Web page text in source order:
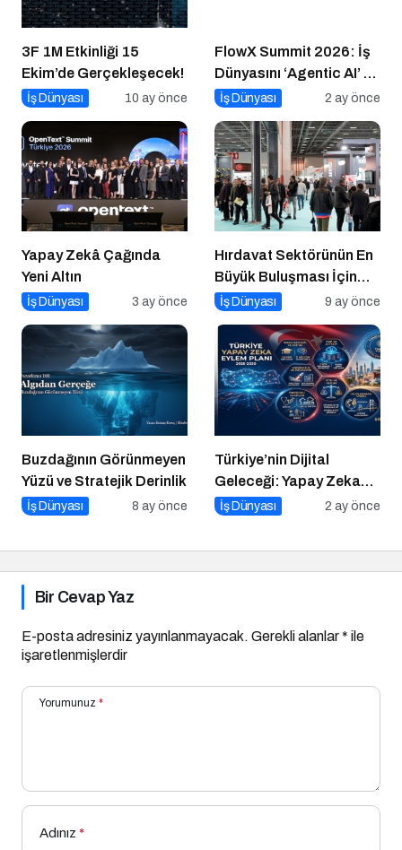
3F 1M Etkinliği 15
Ekim’de Gerçekleşecek!
İş Dünyası 10 ay önce
FlowX Summit 2026: İş
Dünyasını ‘Agentic AI’ ve
Otonom Yapay Zeka
İş Dünyası 2 ay önce
Yapay Zekâ Çağında
Yeni Altın
İş Dünyası 3 ay önce
Hırdavat Sektörünün En
Büyük Buluşması İçin
İstanbul Hazır!
İş Dünyası 9 ay önce
Buzdağının Görünmeyen
Yüzü ve Stratejik Derinlik
İş Dünyası 8 ay önce
Türkiye’nin Dijital
Geleceği: Yapay Zeka
Çağında “BİLGE”
İş Dünyası 2 ay önce
Bir Cevap Yaz
E-posta adresiniz yayınlanmayacak. Gerekli alanlar* ile
işaretlenmişlerdir
Yorumunuz *
Adınız *